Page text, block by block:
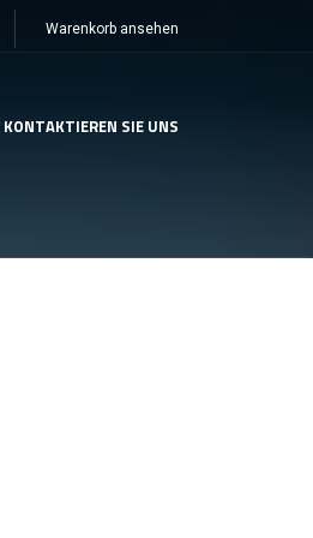
Warenkorb ansehen
KONTAKTIEREN SIE UNS